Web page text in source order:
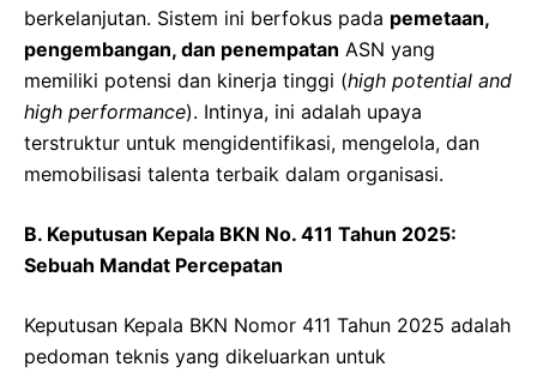
berkelanjutan. Sistem ini berfokus pada pemetaan,
pengembangan, dan penempatan ASN yang
memiliki potensi dan kinerja tinggi (high potential and
high performance). Intinya, ini adalah upaya
terstruktur untuk mengidentifikasi, mengelola, dan
memobilisasi talenta terbaik dalam organisasi.
B. Keputusan Kepala BKN No. 411 Tahun 2025:
Sebuah Mandat Percepatan
Keputusan Kepala BKN Nomor 411 Tahun 2025 adalah
pedoman teknis yang dikeluarkan untuk